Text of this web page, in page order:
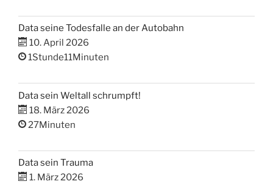
Data seine Todesfalle an der Autobahn
10. April 2026
1Stunde11Minuten
Data sein Weltall schrumpft!
18. März 2026
27Minuten
Data sein Trauma
1. März 2026